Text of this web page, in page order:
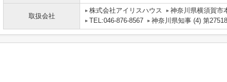
取扱会社
株式会社アイリスハウス
神奈川県横須
TEL:046-876-8567
神奈川県知事 (4) 第